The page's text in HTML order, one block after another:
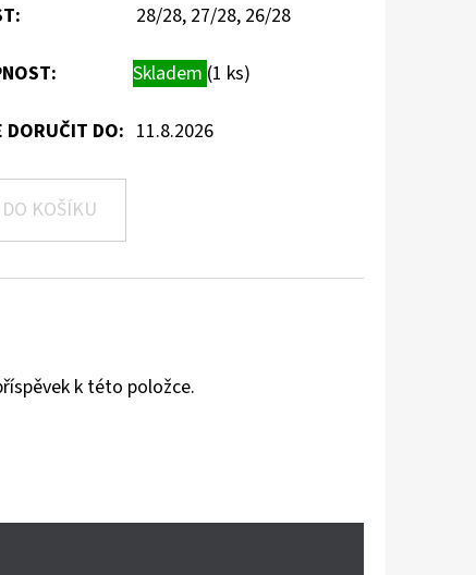
: 28/28, 27/28, 26/28
Skladem (1 ks)
DORUČIT DO: 11.8.2026
DO KOŠÍKU
k této položce.